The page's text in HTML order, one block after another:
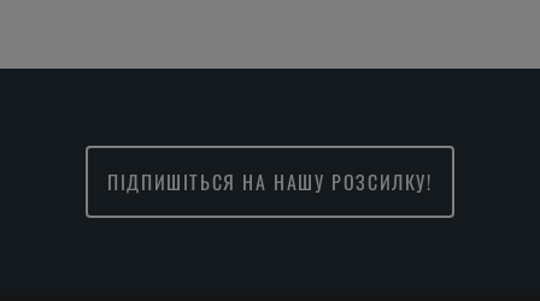
ПІДПИШІТЬСЯ НА НАШУ РОЗСИЛКУ!